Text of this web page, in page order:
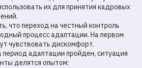
их для принятия кадровых
что переход на честный контроль
процесс адаптации. На первом
чувствовать дискомфорт.
период адаптации пройден, ситуация
делятся опытом:
Интеграции
Кейсы